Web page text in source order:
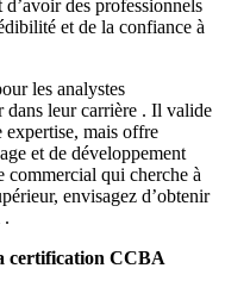
des professionnels
et de la confiance à
les analystes
dans leur carrière . Il valide
expertise, mais offre
et de développement
commercial qui cherche à
envisagez d’obtenir
.
certification CCBA